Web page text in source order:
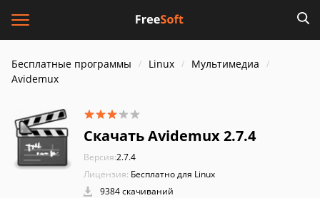
Бесплатные программы Linux
Мультимедиа
Avidemux
Скачать Avidemux 2.7.4
Версия:2.7.4
Лицензия: Бесплатно для Linux
9384 скачиваний